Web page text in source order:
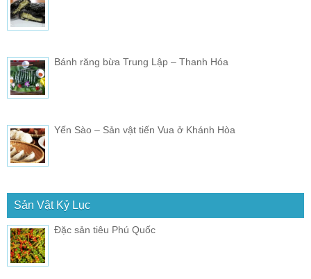
Bánh răng bừa Trung Lập – Thanh Hóa
Yến Sào – Sản vật tiến Vua ở Khánh Hòa
Sản Vật Kỷ Lục
Đặc sản tiêu Phú Quốc